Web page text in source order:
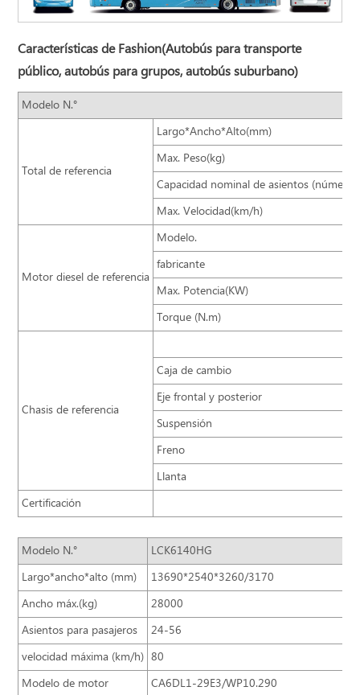
Características de Fashion(Autobús para transporte
público, autobús para grupos, autobús suburbano)
Modelo N.°
Total de referencia
Largo*Ancho*Alto(mm)
Max. Peso(kg)
Capacidad nominal de asientos (número
Max. Velocidad(km/h)
Motor diesel de referencia
Modelo.
fabricante
Max. Potencia(KW)
Torque (N.m)
Chasis de referencia
Caja de cambio
Eje frontal y posterior
Suspensión
Freno
Llanta
Certificación
Modelo N.°
LCK6140HG
Largo*ancho*alto (mm)
13690*2540*3260/3170
Ancho máx.(kg)
28000
Asientos para pasajeros
24-56
velocidad máxima (km/h) 80
Modelo de motor
CA6DL1-29E3/WP10.290